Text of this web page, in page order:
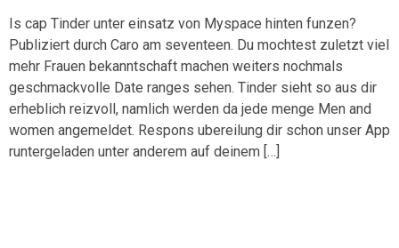
Is cap Tinder unter einsatz von Myspace hinten funzen?
Publiziert durch Caro am seventeen. Du mochtest zuletzt viel
mehr Frauen bekanntschaft machen weiters nochmals
geschmackvolle Date ranges sehen. Tinder sieht so aus dir
erheblich reizvoll, namlich werden da jede menge Men and
women angemeldet. Respons ubereilung dir schon unser App
runtergeladen unter anderem auf deinem […]